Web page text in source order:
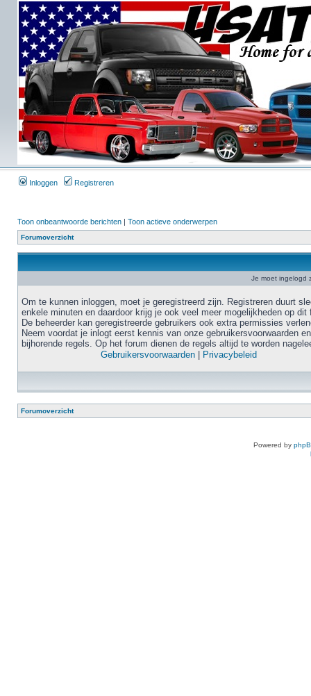
Inloggen Registreren
Toon onbeantwoorde berichten | Toon actieve onderwerpen
Forumoverzicht
Je moet ingelogd
Om te kunnen inloggen, moet je geregistreerd zijn. Registreren duurt
enkele minuten en daardoor krijg je ook veel meer mogelijkheden op dit
De beheerder kan geregistreerde gebruikers ook extra permissies
Neem voordat je inlogt eerst kennis van onze gebruikersvoorwaarden en
bijhorende regels. Op het forum dienen de regels altijd te worden
Gebruikersvoorwaarden
Privacybeleid
Forumoverzicht
Powered by